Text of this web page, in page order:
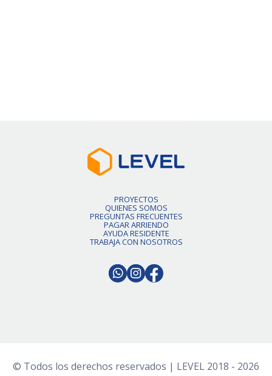
PROYECTOS
QUIENES SOMOS
PREGUNTAS FRECUENTES
PAGAR ARRIENDO
AYUDA RESIDENTE
TRABAJA CON NOSOTROS
© Todos los derechos reservados | LEVEL 2018 - 2026